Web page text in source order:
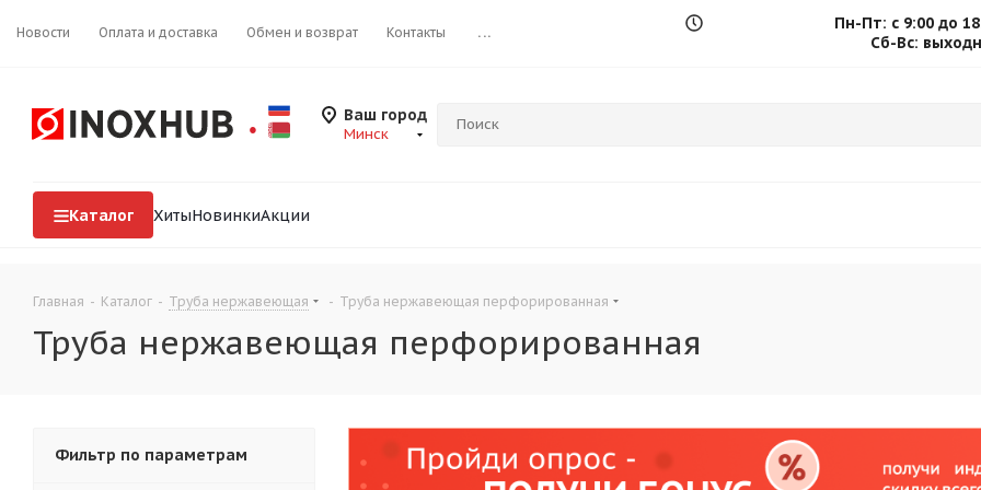
Новости Оплата и доставка Обмен и возврат Контакты ...
Пн-Пт: с 9:00 до
Сб-Вс:
Ваш город
Минск
Каталог ХитыНовинкиАкции
Главная - Каталог - Труба нержавеющая - Труба нержавеющая перфорированная
Труба нержавеющая перфорированная
Фильтр по параметрам